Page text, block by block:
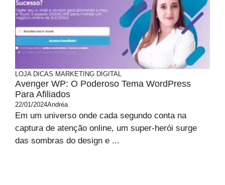
LOJA DICAS MARKETING DIGITAL
Avenger WP: O Poderoso Tema WordPress
Para Afiliados
22/01/2024Andréa
Em um universo onde cada segundo conta na
captura de atenção online, um super-herói surge
das sombras do design e ...